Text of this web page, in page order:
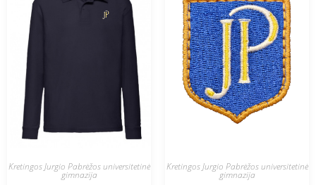
Kretingos Jurgio Pabrėžos universitetinė
gimnazija
Kretingos Jurgio Pabrėžos universitetinė
gimnazija